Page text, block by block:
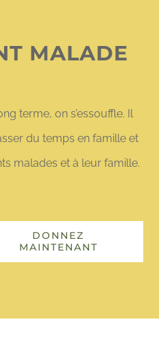
MALADE
terme, on s’essouffle. Il
du temps en famille et
malades et à leur famille.
DONNEZ
MAINTENANT